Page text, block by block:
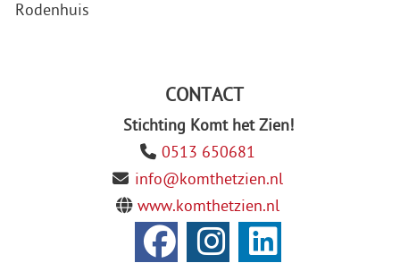
Rodenhuis
CONTACT
Stichting Komt het Zien!
0513 650681
info@komthetzien.nl
www.komthetzien.nl